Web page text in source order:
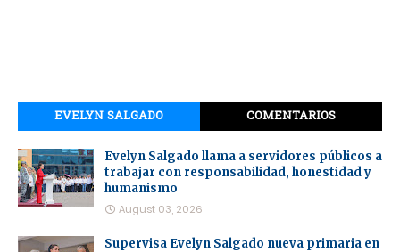
EVELYN SALGADO COMENTARIOS
Evelyn Salgado llama a servidores públicos a
trabajar con responsabilidad, honestidad y
humanismo
August 03, 2026
Supervisa Evelyn Salgado nueva primaria en